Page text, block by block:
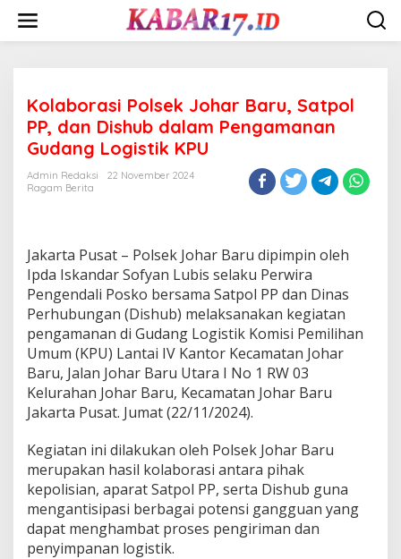
content
Kolaborasi Polsek Johar Baru, Satpol
PP, dan Dishub dalam Pengamanan
Gudang Logistik KPU
Admin Redaksi
22 November 2024
Ragam Berita
Jakarta Pusat – Polsek Johar Baru dipimpin oleh
Ipda Iskandar Sofyan Lubis selaku Perwira
Pengendali Posko bersama Satpol PP dan Dinas
Perhubungan (Dishub) melaksanakan kegiatan
pengamanan di Gudang Logistik Komisi Pemilihan
Umum (KPU) Lantai IV Kantor Kecamatan Johar
Baru, Jalan Johar Baru Utara I No 1 RW 03
Kelurahan Johar Baru, Kecamatan Johar Baru
Jakarta Pusat. Jumat (22/11/2024).
Kegiatan ini dilakukan oleh Polsek Johar Baru
merupakan hasil kolaborasi antara pihak
kepolisian, aparat Satpol PP, serta Dishub guna
mengantisipasi berbagai potensi gangguan yang
dapat menghambat proses pengiriman dan
penyimpanan logistik.